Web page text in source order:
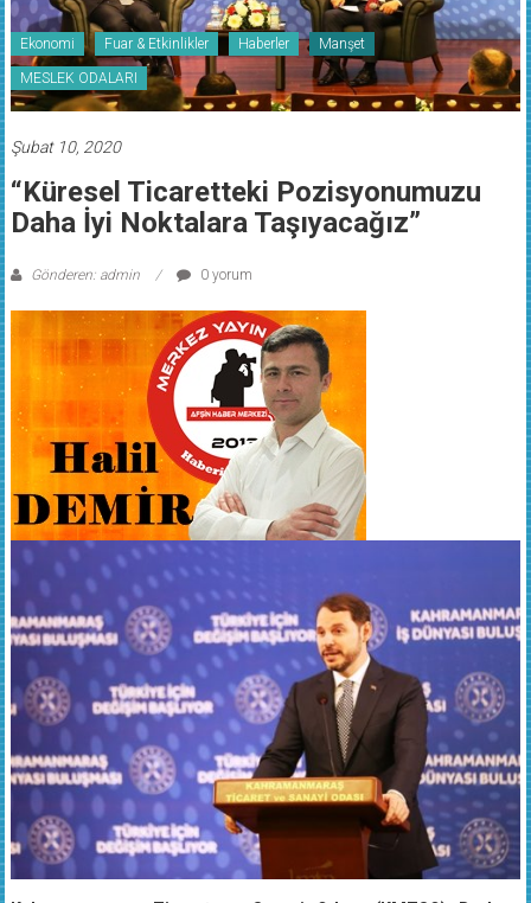
Ekonomi Fuar & Etkinlikler Haberler Manşet
MESLEK ODALARI
Şubat 10, 2020
“Küresel Ticaretteki Pozisyonumuzu
Daha İyi Noktalara Taşıyacağız”
0 yorum